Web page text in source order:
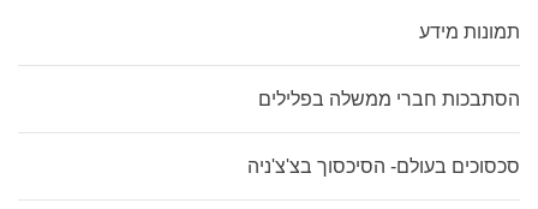
תמונות מידע
הסתבכות חברי ממשלה בפלילים
סכסוכים בעולם- הסיכסוך בצ'צ'ניה